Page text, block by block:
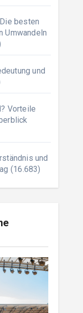
besten
Umwandeln
und
Vorteile
und
(16.683)